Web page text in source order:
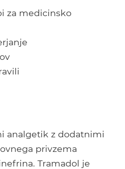
za medicinsko
analgetik z dodatnimi
privzema
Tramadol je